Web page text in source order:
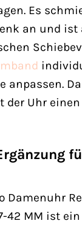
Es
an und
anpassen.
der Uhr
Damenuhr
42 MM ist